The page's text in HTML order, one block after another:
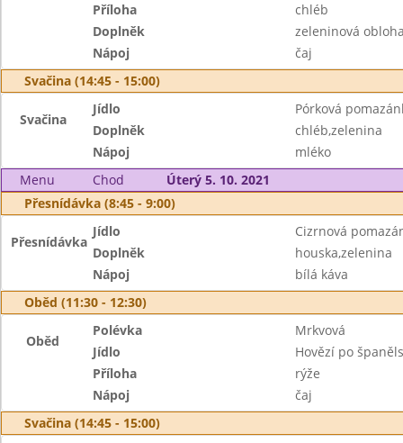
Příloha
chléb
Doplněk
zeleninová
Nápoj
čaj
Svačina (14:45 - 15:00)
Svačina
Jídlo
Pórková
Doplněk
chléb,zelenina
Nápoj
mléko
Menu
Chod
Úterý 5. 10. 2021
Přesnídávka (8:45 - 9:00)
Přesnídávka
Jídlo
Cizrnová
Doplněk
houska,zelenina
Nápoj
bílá káva
Oběd (11:30 - 12:30)
Oběd
Polévka
Mrkvová
Jídlo
Hovězí po
Příloha
rýže
Nápoj
čaj
Svačina (14:45 - 15:00)